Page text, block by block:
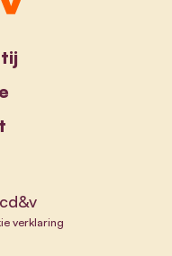
verklaring